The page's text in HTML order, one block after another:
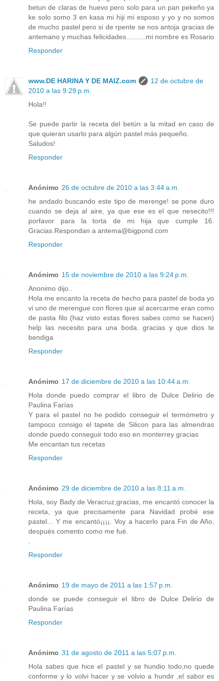
betun de claras de huevo pero solo para un pan pekeño ya
ke solo somo 3 en kasa mi hiji mi esposo y yo y no somos
de mucho pastel pero si de rpente se nos antoja gracias de
antemano y muchas felicidades..........mi nombre es Rosario
Responder
www.DE HARINA Y DE MAIZ.com
12 de octubre de
2010 a las 9:29 p.m.
Hola!!
Se puede partir la receta del betún a la mitad en caso de
que quieran usarlo para algún pastel más pequeño.
Saludos!
Responder
Anónimo 26 de octubre de 2010 a las 3:44 a.m.
he andado buscando este tipo de merenge! se pone duro
cuando se deja al aire, ya que ese es el que nesecito!!!
porfavor para la torta de mi hija que cumple 16.
Gracias.Respondan a antema@bigpond.com
Responder
Anónimo 15 de noviembre de 2010 a las 9:24 p.m.
Anonimo dijo..
Hola me encanto la receta de hecho para pastel de boda yo
vi uno de merengue con flores que al acercarme eran como
de pasta filo (haz visto estas flores sabes como se hacen)
help las necesito para una boda. gracias y que dios te
bendiga
Responder
Anónimo 17 de diciembre de 2010 a las 10:44 a.m.
Hola donde puedo comprar el libro de Dulce Delirio de
Paulina Farías
Y para el pastel no he podido conseguir el termómetro y
tampoco consigo el tapete de Silicon para las almendras
donde puedo conseguir todo eso en monterrey gracias
Me encantan tus recetas
Responder
Anónimo 29 de diciembre de 2010 a las 8:11 a.m.
Hola, soy Bady de Veracruz,gracias, me encantó conocer la
receta, ya que precisamente para Navidad probé ese
pastel... Y me encantó¡¡¡¡. Voy a hacerlo para Fin de Año,
después comento como me fué.
Responder
Anónimo 19 de mayo de 2011 a las 1:57 p.m.
donde se puede conseguir el libro de Dulce Delirio de
Paulina Farías
Responder
Anónimo 31 de agosto de 2011 a las 5:07 p.m.
Hola sabes que hice el pastel y se hundio todo,no quede
conforme y lo volvi hacer y se volvio a hundir ,el sabor es